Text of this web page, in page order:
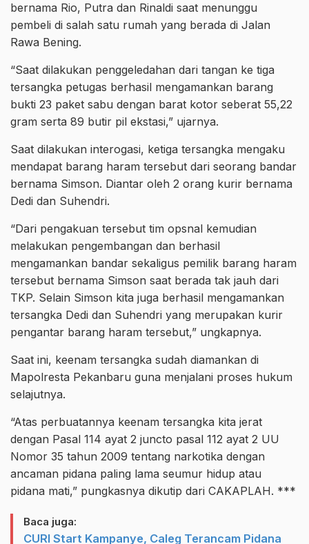
bernama Rio, Putra dan Rinaldi saat menunggu
pembeli di salah satu rumah yang berada di Jalan
Rawa Bening.
“Saat dilakukan penggeledahan dari tangan ke tiga
tersangka petugas berhasil mengamankan barang
bukti 23 paket sabu dengan barat kotor seberat 55,22
gram serta 89 butir pil ekstasi,” ujarnya.
Saat dilakukan interogasi, ketiga tersangka mengaku
mendapat barang haram tersebut dari seorang bandar
bernama Simson. Diantar oleh 2 orang kurir bernama
Dedi dan Suhendri.
“Dari pengakuan tersebut tim opsnal kemudian
melakukan pengembangan dan berhasil
mengamankan bandar sekaligus pemilik barang haram
tersebut bernama Simson saat berada tak jauh dari
TKP. Selain Simson kita juga berhasil mengamankan
tersangka Dedi dan Suhendri yang merupakan kurir
pengantar barang haram tersebut,” ungkapnya.
Saat ini, keenam tersangka sudah diamankan di
Mapolresta Pekanbaru guna menjalani proses hukum
selajutnya.
“Atas perbuatannya keenam tersangka kita jerat
dengan Pasal 114 ayat 2 juncto pasal 112 ayat 2 UU
Nomor 35 tahun 2009 tentang narkotika dengan
ancaman pidana paling lama seumur hidup atau
pidana mati,” pungkasnya dikutip dari CAKAPLAH. ***
Baca juga:
CURI Start Kampanye, Caleg Terancam Pidana